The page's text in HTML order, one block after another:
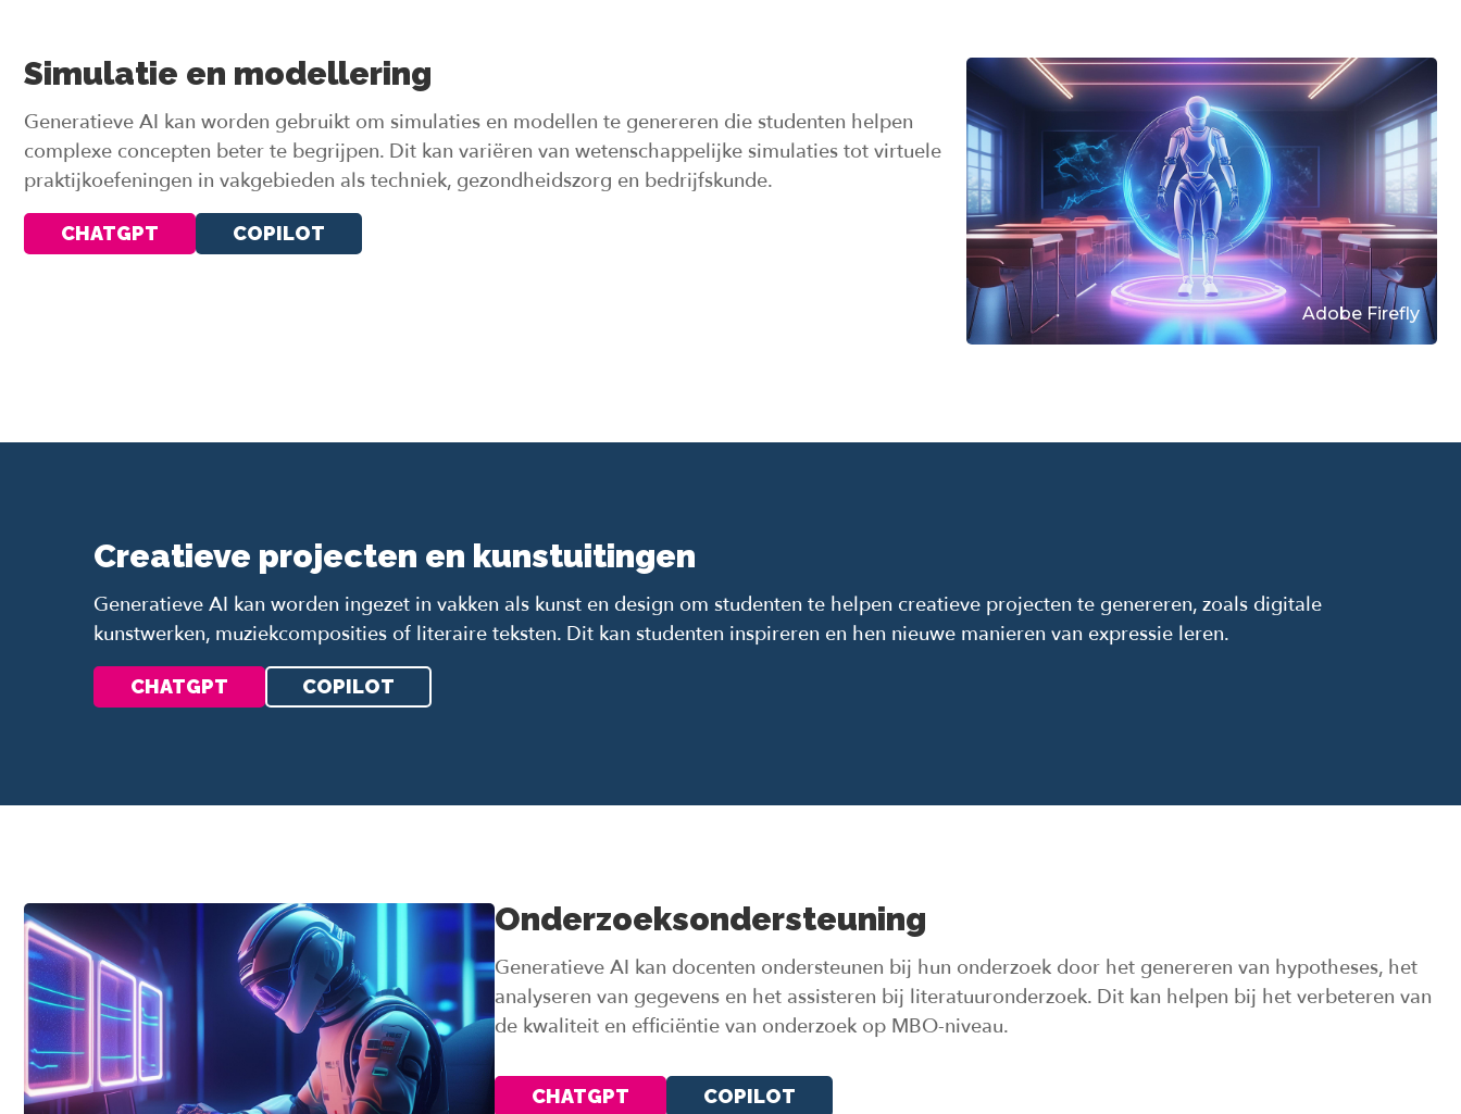
Simulatie en modellering
Generatieve AI kan worden gebruikt om simulaties en modellen te genereren die studenten helpen
complexe concepten beter te begrijpen. Dit kan variëren van wetenschappelijke simulaties tot virtuele
praktijkoefeningen in vakgebieden als techniek, gezondheidszorg en bedrijfskunde.
CHATGPT COPILOT
Adobe Firefly
Creatieve projecten en kunstuitingen
Generatieve AI kan worden ingezet in vakken als kunst en design om studenten te helpen creatieve projecten te genereren, zoals digitale
kunstwerken, muziekcomposities of literaire teksten. Dit kan studenten inspireren en hen nieuwe manieren van expressie leren.
CHATGPT COPILOT
Onderzoeksondersteuning
Generatieve AI kan docenten ondersteunen bij hun onderzoek door het genereren van hypotheses, het
analyseren van gegevens en het assisteren bij literatuuronderzoek. Dit kan helpen bij het verbeteren van
de kwaliteit en efficiëntie van onderzoek op MBO-niveau.
CHATGPT COPILOT